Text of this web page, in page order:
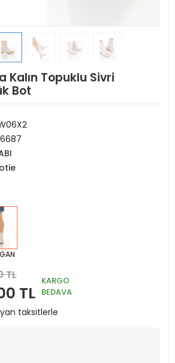
Kalın Topuklu Sivri
Bot
TL
TL
KARGO
BEDAVA
taksitlerle